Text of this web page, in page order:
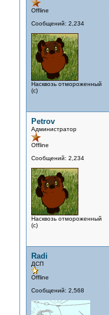
Offline
Сообщений: 2,234
Насквозь отмороженный
(с)
Petrov
Администратор
Offline
Сообщений: 2,234
Насквозь отмороженный
(с)
Radi
ДСП
Offline
Сообщений: 2,568